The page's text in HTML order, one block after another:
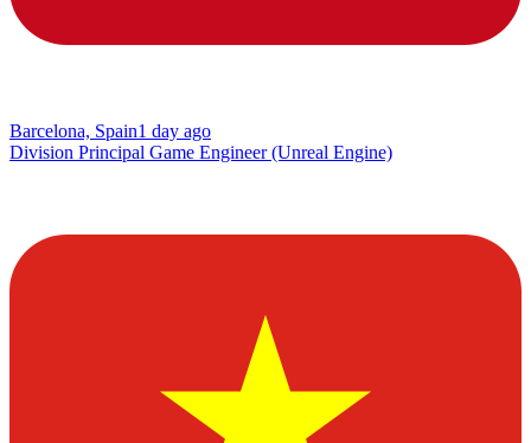
Barcelona, Spain1 day ago
Division Principal Game Engineer (Unreal Engine)